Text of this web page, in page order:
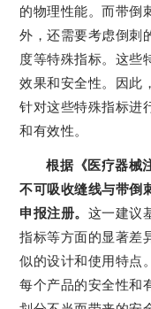
的物理性能。而带倒
外，还需要考虑倒刺
度等特殊指标。这些
效果和安全性。因此
针对这些特殊指标进
和有效性。
根据《医疗器械
不可吸收缝线与带倒
申报注册。 这一建议
指标等方面的显著差
似的设计和使用特点
每个产品的安全性和